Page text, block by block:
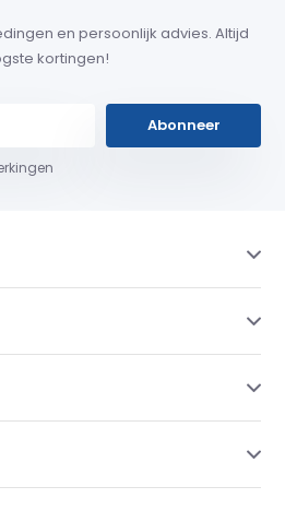
en persoonlijk advies. Altijd
kortingen!
Abonneer